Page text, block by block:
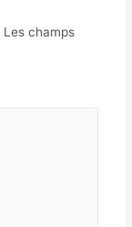
Les champs